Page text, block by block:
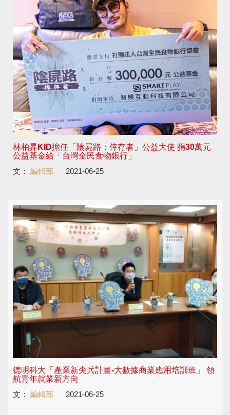
林柏昇KID擔任「陰屍路：倖存者」公益大使 捐30萬元
公益基金給「台灣全民食物銀行」
文： 編輯部 2021-06-25
德明科大「產業新尖兵計畫-大數據商業應用培訓班」 領
航青年就業新方向
文： 編輯部 2021-06-25